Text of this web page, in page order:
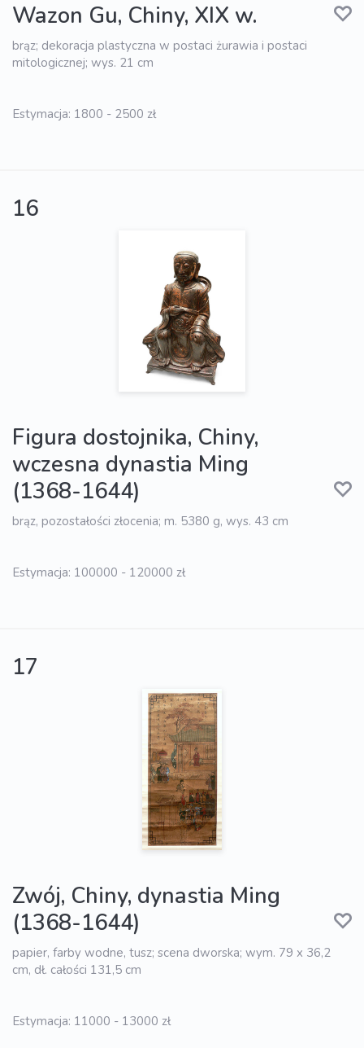
Wazon Gu, Chiny, XIX w.
brąz; dekoracja plastyczna w postaci żurawia i postaci
mitologicznej; wys. 21 cm
Estymacja: 1800 - 2500 zł
16
Figura dostojnika, Chiny,
wczesna dynastia Ming
(1368-1644)
brąz, pozostałości złocenia; m. 5380 g, wys. 43 cm
Estymacja: 100000 - 120000 zł
17
Zwój, Chiny, dynastia Ming
(1368-1644)
papier, farby wodne, tusz; scena dworska; wym. 79 x 36,2
cm, dł. całości 131,5 cm
Estymacja: 11000 - 13000 zł